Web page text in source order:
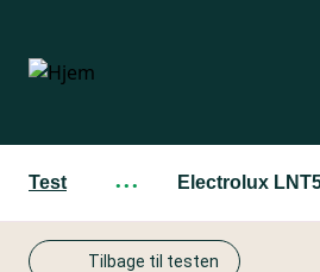
hovedindhold
Test ··· Electrolux
Tilbage til testen